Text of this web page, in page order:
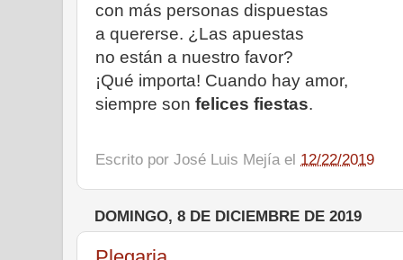
con más personas dispuestas
a quererse. ¿Las apuestas
no están a nuestro favor?
¡Qué importa! Cuando hay amor,
siempre son felices fiestas.
Escrito por José Luis Mejía el 12/22/2019
DOMINGO, 8 DE DICIEMBRE DE 2019